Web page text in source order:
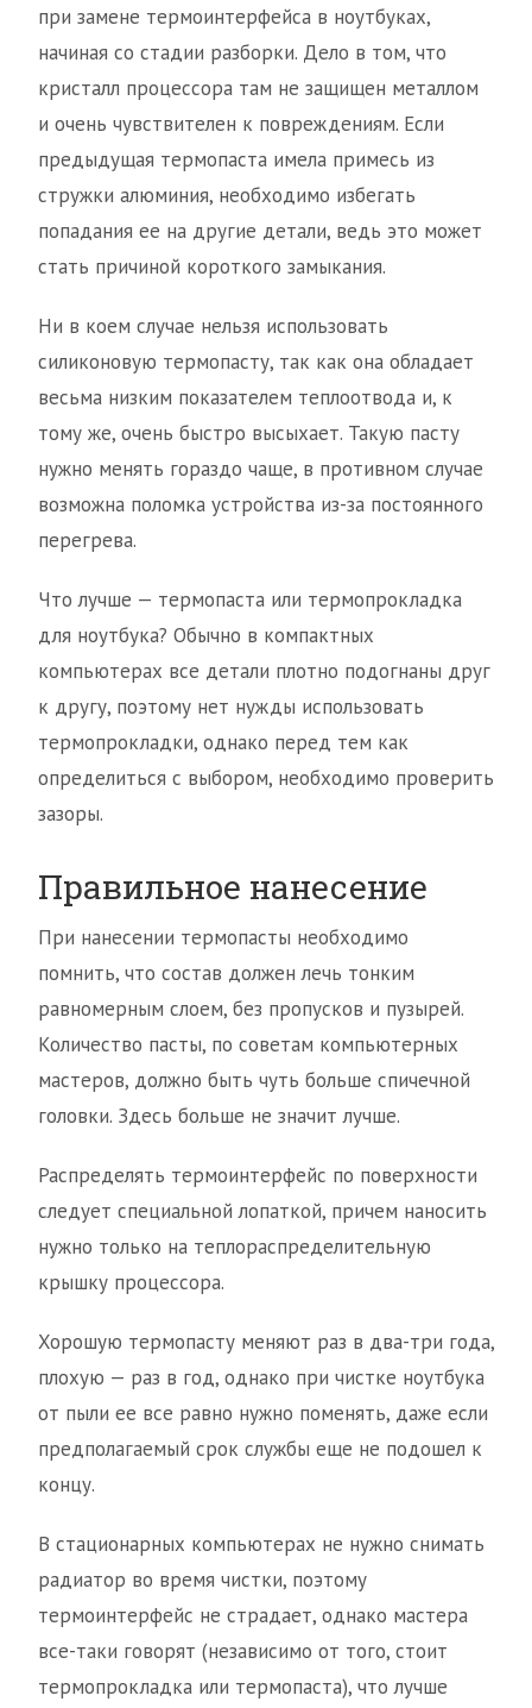
при замене термоинтерфейса в ноутбуках,
начиная со стадии разборки. Дело в том, что
кристалл процессора там не защищен металлом
и очень чувствителен к повреждениям. Если
предыдущая термопаста имела примесь из
стружки алюминия, необходимо избегать
попадания ее на другие детали, ведь это может
стать причиной короткого замыкания.
Ни в коем случае нельзя использовать
силиконовую термопасту, так как она обладает
весьма низким показателем теплоотвода и, к
тому же, очень быстро высыхает. Такую пасту
нужно менять гораздо чаще, в противном случае
возможна поломка устройства из-за постоянного
перегрева.
Что лучше — термопаста или термопрокладка
для ноутбука? Обычно в компактных
компьютерах все детали плотно подогнаны друг
к другу, поэтому нет нужды использовать
термопрокладки, однако перед тем как
определиться с выбором, необходимо проверить
зазоры.
Правильное нанесение
При нанесении термопасты необходимо
помнить, что состав должен лечь тонким
равномерным слоем, без пропусков и пузырей.
Количество пасты, по советам компьютерных
мастеров, должно быть чуть больше спичечной
головки. Здесь больше не значит лучше.
Распределять термоинтерфейс по поверхности
следует специальной лопаткой, причем наносить
нужно только на теплораспределительную
крышку процессора.
Хорошую термопасту меняют раз в два-три года,
плохую — раз в год, однако при чистке ноутбука
от пыли ее все равно нужно поменять, даже если
предполагаемый срок службы еще не подошел к
концу.
В стационарных компьютерах не нужно снимать
радиатор во время чистки, поэтому
термоинтерфейс не страдает, однако мастера
все-таки говорят (независимо от того, стоит
термопрокладка или термопаста), что лучше